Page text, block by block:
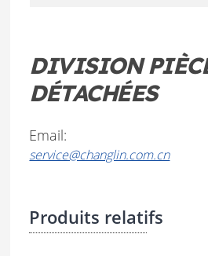
DIVISION
DÉTACHÉES
Email:
service@changlin.com.cn
Produits relatifs